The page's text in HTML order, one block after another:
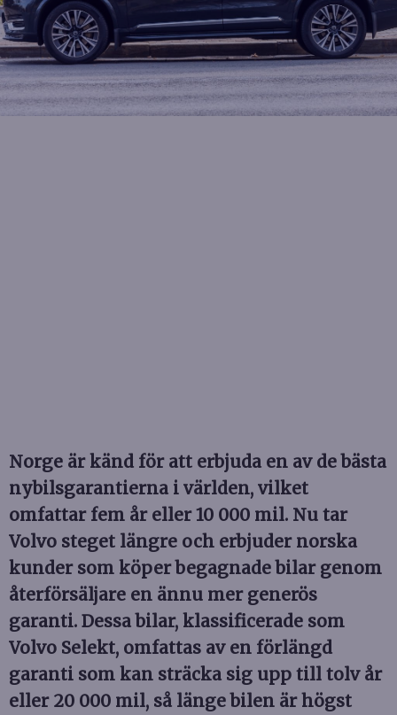
Norge är känd för att erbjuda en av de bästa
nybilsgarantierna i världen, vilket
omfattar fem år eller 10 000 mil. Nu tar
Volvo steget längre och erbjuder norska
kunder som köper begagnade bilar genom
återförsäljare en ännu mer generös
garanti. Dessa bilar, klassificerade som
Volvo Selekt, omfattas av en förlängd
garanti som kan sträcka sig upp till tolv år
eller 20 000 mil, så länge bilen är högst